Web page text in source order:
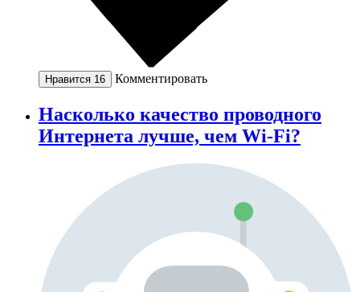
Нравится 16 Комментировать
Насколько качество проводного
Интернета лучше, чем Wi-Fi?